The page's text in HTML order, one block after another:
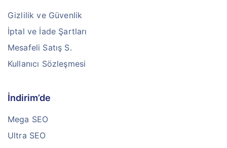
Gizlilik ve Güvenlik
İptal ve İade Şartları
Mesafeli Satış S.
Kullanıcı Sözleşmesi
İndirim’de
Mega SEO
Ultra SEO